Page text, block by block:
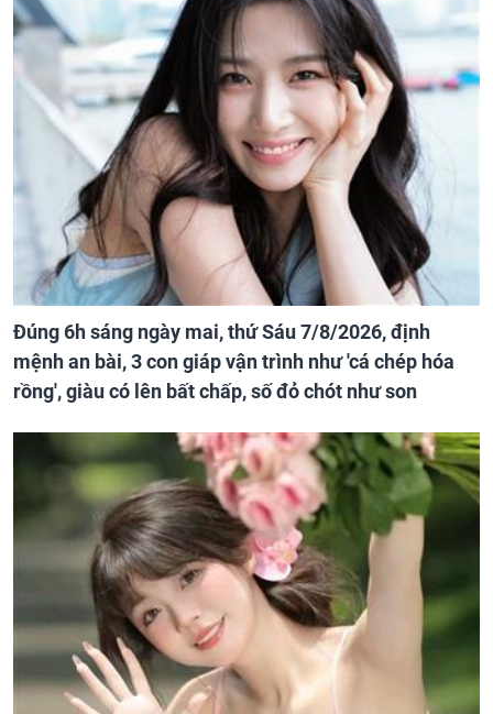
Đúng 6h sáng ngày mai, thứ Sáu 7/8/2026, định
mệnh an bài, 3 con giáp vận trình như 'cá chép hóa
rồng', giàu có lên bất chấp, số đỏ chót như son